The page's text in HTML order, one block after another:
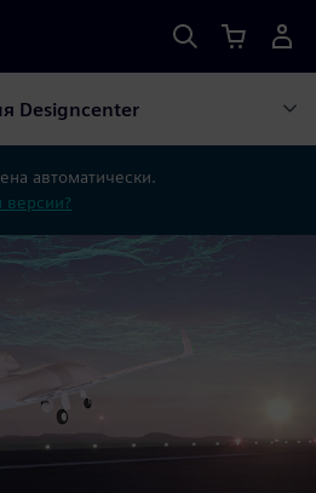
Designcenter
автоматически.
версии?